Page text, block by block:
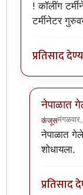
! कॉलींग
टर्मीनेटर
प्रतिसाद
नेपाळात
कंजूस
In reply
नेपाळात
शोधायला.
प्रतिसाद